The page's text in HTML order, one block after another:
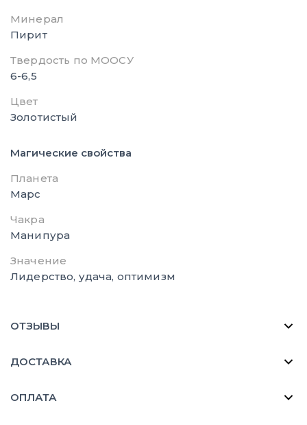
Минерал
Пирит
Твердость по МООСУ
6-6,5
Цвет
Золотистый
Магические свойства
Планета
Марс
Чакра
Манипура
Значение
Лидерство, удача, оптимизм
ОТЗЫВЫ
ДОСТАВКА
ОПЛАТА